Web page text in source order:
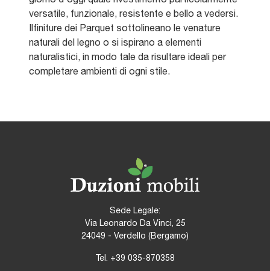
versatile, funzionale, resistente e bello a vedersi.
Ilfiniture dei Parquet sottolineano le venature
naturali del legno o si ispirano a elementi
naturalistici, in modo tale da risultare ideali per
completare ambienti di ogni stile.
Sede Legale:
Via Leonardo Da Vinci, 25
24049 - Verdello (Bergamo)
Tel. +39 035-870358